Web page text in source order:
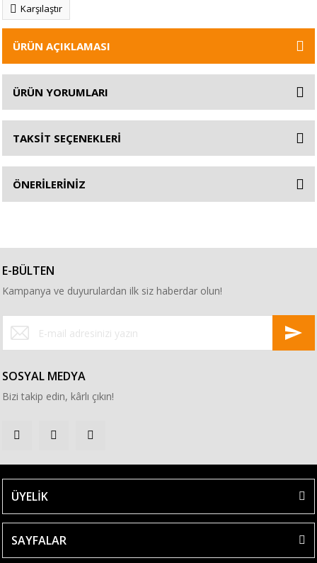
Karşılaştır
ÜRÜN AÇIKLAMASI
ÜRÜN YORUMLARI
TAKSİT SEÇENEKLERİ
ÖNERİLERİNİZ
E-BÜLTEN
Kampanya ve duyurulardan ilk siz haberdar olun!
SOSYAL MEDYA
Bizi takip edin, kârlı çıkın!
ÜYELİK
SAYFALAR